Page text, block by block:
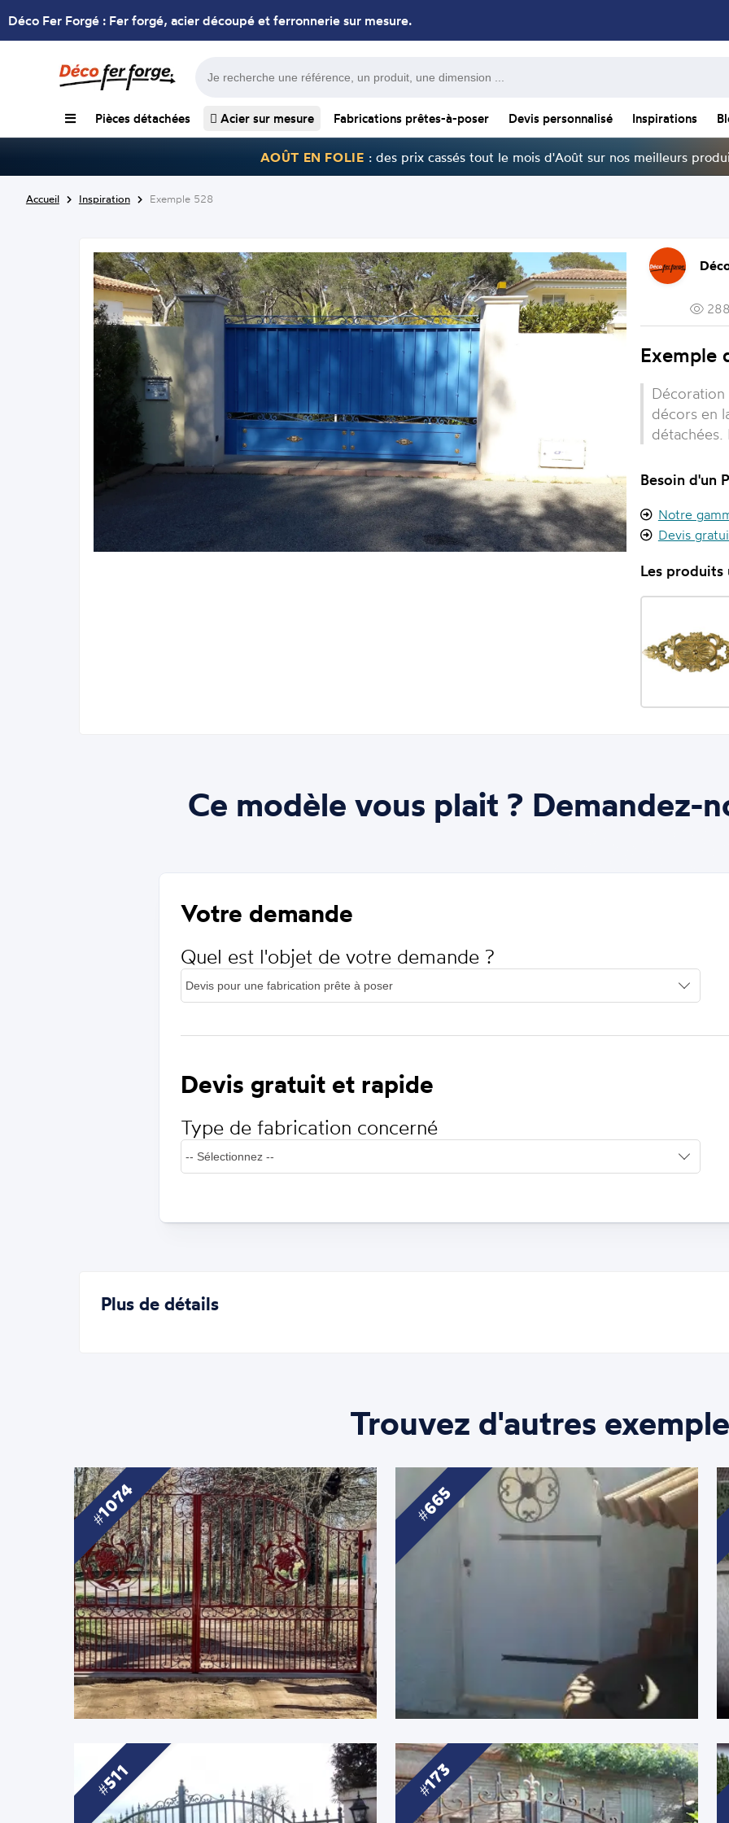
Déco Fer Forgé : Fer forgé, acier découpé et ferronnerie sur mesure.
Pièces détachées Acier sur mesure Fabrications prêtes-à-poser Devis personnalisé Inspirations
AOÛT EN FOLIE : des prix cassés tout le mois d'Août sur nos meilleurs
Accueil Inspiration Exemple 528
288
Exemple
décors en
détachées.
Besoin d'un
Notre
Devis
Les produits
Ce modèle vous plait ? Demandez-
Votre demande
Quel est l'objet de votre demande ?
Devis gratuit et rapide
Type de fabrication concerné
Plus de détails
Trouvez d'autres
1074 665
511 173